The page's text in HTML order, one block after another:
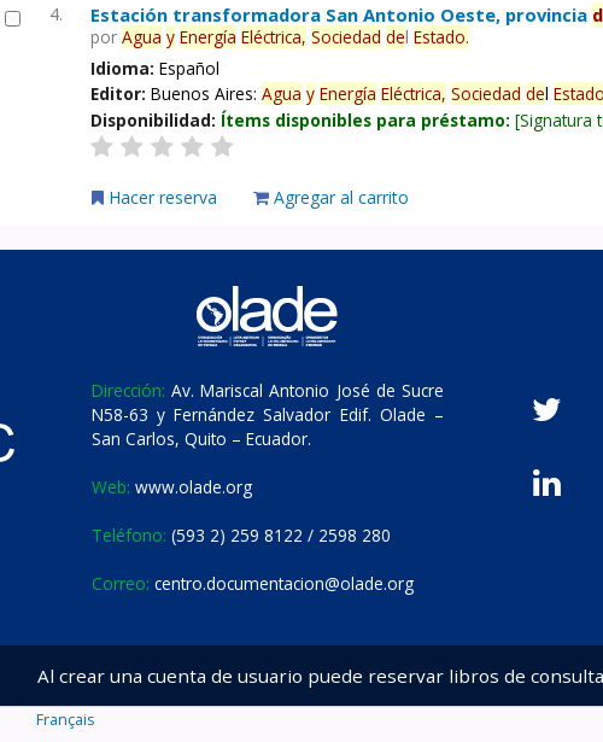
4. Estación transformadora San Antonio Oeste, provincia
porAgua y Energía Eléctrica, Sociedad delEstado.
Idioma:Español
Editor:Buenos Aires:Agua y Energía Eléctrica, Sociedad delEstado
Disponibilidad: Ítems disponibles para préstamo: Signatura
Hacer reserva Agregar al carrito
Dirección: Av. Mariscal Antonio José de Sucre
N58-63 y Fernández Salvador Edif. Olade –
San Carlos, Quito – Ecuador.
Web: www.olade.org
Teléfono: (593 2) 259 8122 / 2598 280
Correo: centro.documentacion@olade.org
Al crear una cuenta de usuario puede reservar libros de
Français